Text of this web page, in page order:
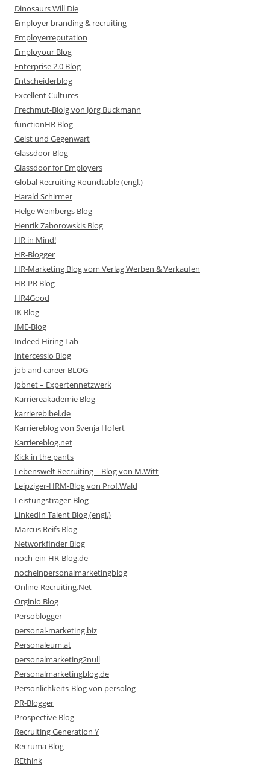
Dinosaurs Will Die
Employer branding & recruiting
Employerreputation
Employour Blog
Enterprise 2.0 Blog
Entscheiderblog
Excellent Cultures
Frechmut-Bloig von Jörg Buckmann
functionHR Blog
Geist und Gegenwart
Glassdoor Blog
Glassdoor for Employers
Global Recruiting Roundtable (engl.)
Harald Schirmer
Helge Weinbergs Blog
Henrik Zaborowskis Blog
HR in Mind!
HR-Blogger
HR-Marketing Blog vom Verlag Werben & Verkaufen
HR-PR Blog
HR4Good
IK Blog
IME-Blog
Indeed Hiring Lab
Intercessio Blog
job and career BLOG
Jobnet – Expertennetzwerk
Karriereakademie Blog
karrierebibel.de
Karriereblog von Svenja Hofert
Karriereblog.net
Kick in the pants
Lebenswelt Recruiting – Blog von M.Witt
Leipziger-HRM-Blog von Prof.Wald
Leistungsträger-Blog
LinkedIn Talent Blog (engl.)
Marcus Reifs Blog
Networkfinder Blog
noch-ein-HR-Blog.de
nocheinpersonalmarketingblog
Online-Recruiting.Net
Orginio Blog
Persoblogger
personal-marketing.biz
Personaleum.at
personalmarketing2null
Personalmarketingblog.de
Persönlichkeits-Blog von persolog
PR-Blogger
Prospective Blog
Recruiting Generation Y
Recruma Blog
REthink